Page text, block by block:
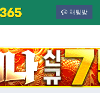
채팅방